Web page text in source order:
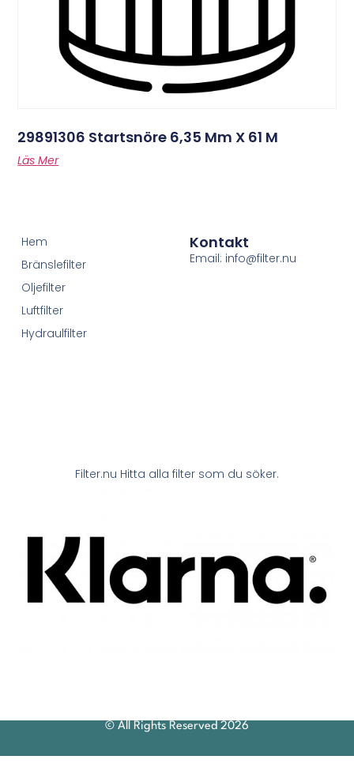
29891306 Startsnöre 6,35 Mm X 61 M
Läs Mer
Filter.nu Hitta alla filter som du söker.
Hem
Bränslefilter
Oljefilter
Luftfilter
Hydraulfilter
Kontakt
Email: info@filter.nu
© All Rights Reserved 2026